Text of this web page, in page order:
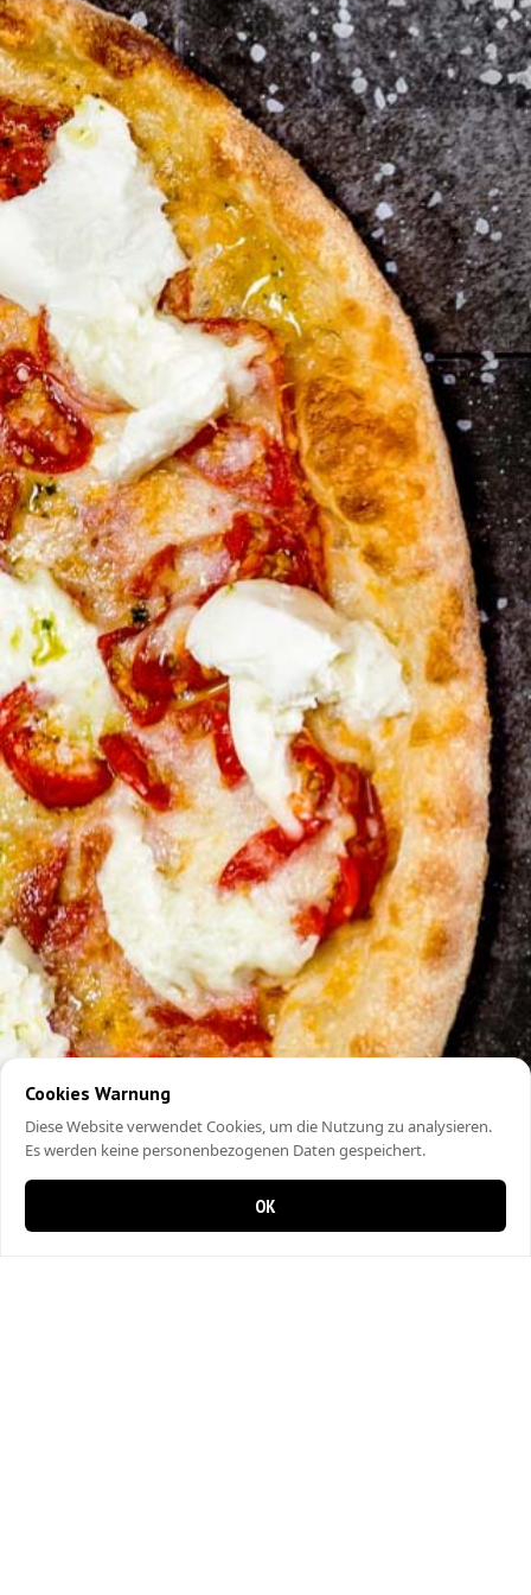
Cookies Warnung
Diese Website verwendet Cookies, um die Nutzung zu analysieren.
Es werden keine personenbezogenen Daten gespeichert.
OK